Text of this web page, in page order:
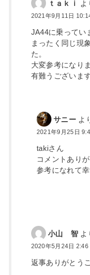
ｔａｋｉ よ
2021年9月11日
JA44に乗ってい
まったく同じ現
た。
大変参考になり
有難うございます
サニー よ
2021年9月25日
takiさん
コメントあり
参考になれて幸
小山 智 よ
2020年5月24日 2:46
返事ありがとう